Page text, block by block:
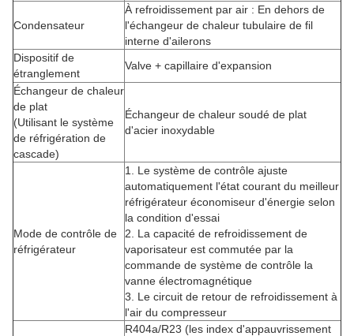
Condensateur
À refroidissement par air : En dehors de
l'échangeur de chaleur tubulaire de fil
interne d'ailerons
Dispositif de
étranglement
Valve + capillaire d'expansion
Échangeur de chaleur
de plat
(Utilisant le système
de réfrigération de
cascade)
Échangeur de chaleur soudé de plat
d'acier inoxydable
Mode de contrôle de
réfrigérateur
1. Le système de contrôle ajuste
automatiquement l'état courant du meilleur
réfrigérateur économiseur d'énergie selon
la condition d'essai
2. La capacité de refroidissement de
vaporisateur est commutée par la
commande de système de contrôle la
vanne électromagnétique
3. Le circuit de retour de refroidissement à
l'air du compresseur
R404a/R23 (les index d'appauvrissement